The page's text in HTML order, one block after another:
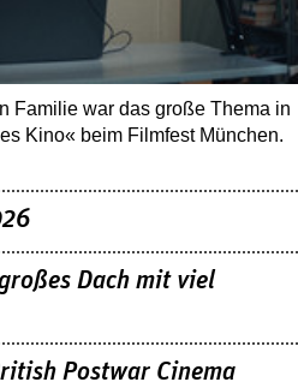
Familie war das große Thema in
Kino« beim Filmfest München.
Dach mit viel
Postwar Cinema